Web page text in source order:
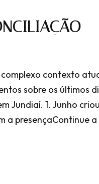
complexo contexto
sobre os últimos
Jundiaí. 1. Junho
a presençaContinue a